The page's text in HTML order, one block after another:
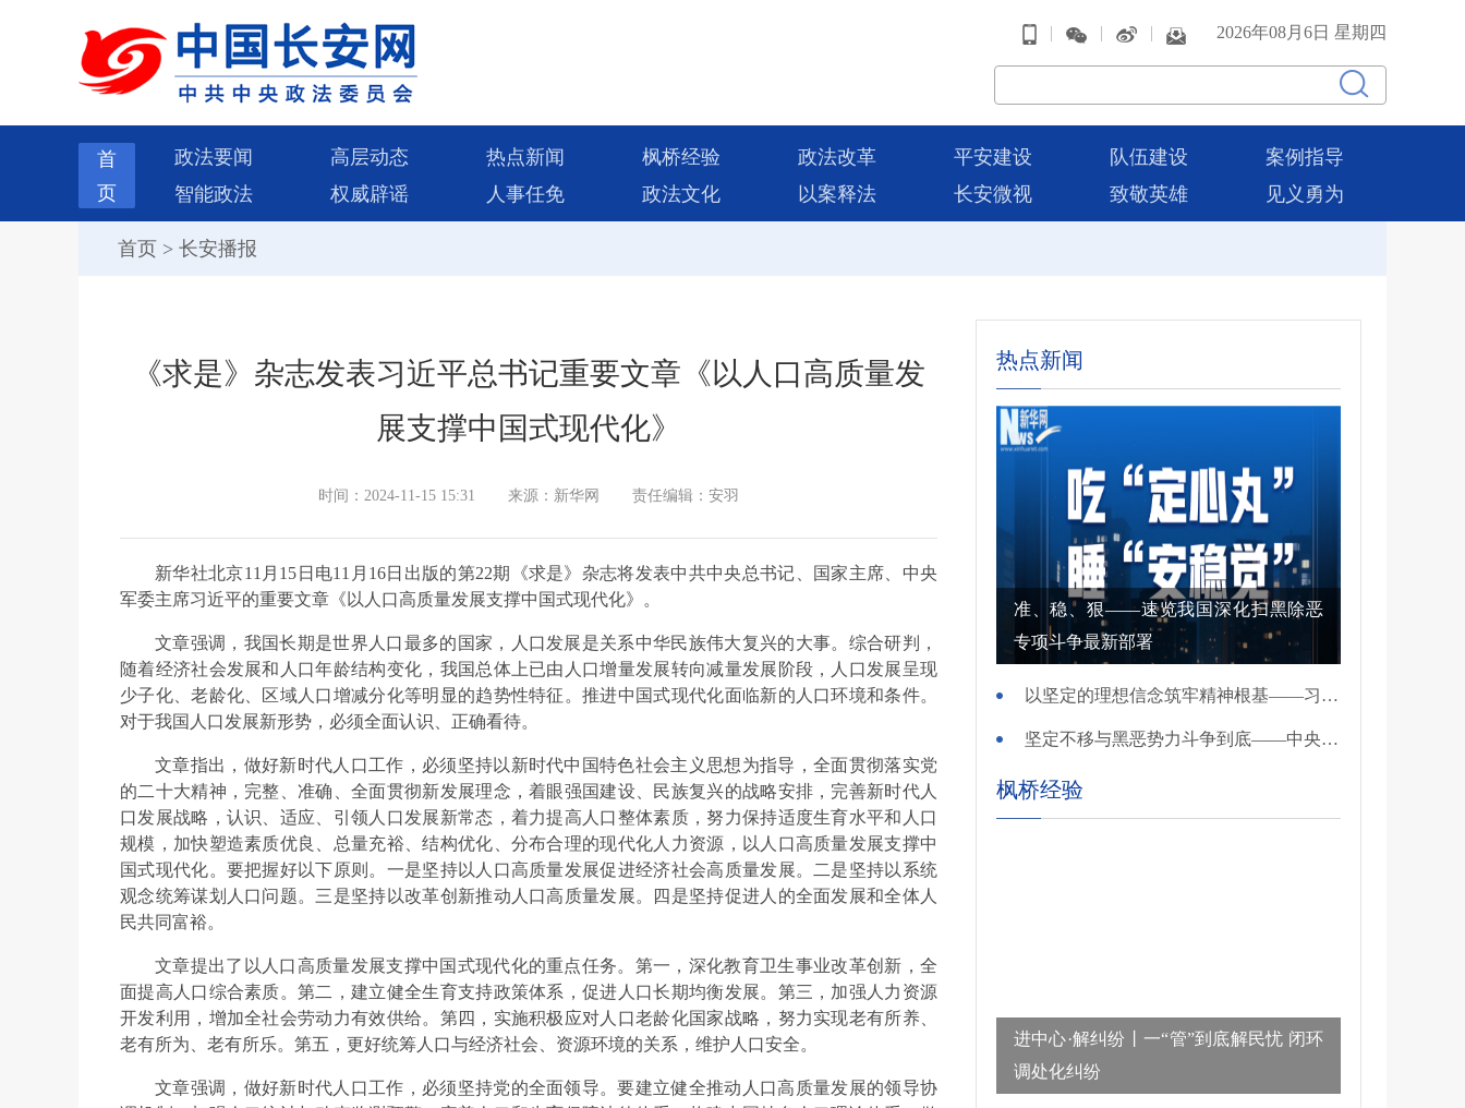
| | | 2026年08月6日 星期四
首
页
政法要闻 高层动态 热点新闻 枫桥经验 政法改革 平安建设 队伍建设
案例指导
智能政法
权威辟谣 人事任免 政法文化 以案释法 长安微视 致敬英雄 见义勇为
首页 > 长安播报
《求是》杂志发表习近平总书记重要文章《以人口高质量发
展支撑中国式现代化》
时间：2024-11-15 15:31 来源：新华网 责任编辑：安羽
新华社北京11月15日电11月16日出版的第22期《求是》杂志将发表中共中央总书记、国家主席、中央
军委主席习近平的重要文章《以人口高质量发展支撑中国式现代化》。
文章强调，我国长期是世界人口最多的国家，人口发展是关系中华民族伟大复兴的大事。综合研判，
随着经济社会发展和人口年龄结构变化，我国总体上已由人口增量发展转向减量发展阶段，人口发展呈现
少子化、老龄化、区域人口增减分化等明显的趋势性特征。推进中国式现代化面临新的人口环境和条件。
对于我国人口发展新形势，必须全面认识、正确看待。
文章指出，做好新时代人口工作，必须坚持以新时代中国特色社会主义思想为指导，全面贯彻落实党
的二十大精神，完整、准确、全面贯彻新发展理念，着眼强国建设、民族复兴的战略安排，完善新时代人
口发展战略，认识、适应、引领人口发展新常态，着力提高人口整体素质，努力保持适度生育水平和人口
规模，加快塑造素质优良、总量充裕、结构优化、分布合理的现代化人力资源，以人口高质量发展支撑中
国式现代化。要把握好以下原则。一是坚持以人口高质量发展促进经济社会高质量发展。二是坚持以系统
观念统筹谋划人口问题。三是坚持以改革创新推动人口高质量发展。四是坚持促进人的全面发展和全体人
民共同富裕。
文章提出了以人口高质量发展支撑中国式现代化的重点任务。第一，深化教育卫生事业改革创新，全
面提高人口综合素质。第二，建立健全生育支持政策体系，促进人口长期均衡发展。第三，加强人力资源
开发利用，增加全社会劳动力有效供给。第四，实施积极应对人口老龄化国家战略，努力实现老有所养、
老有所为、老有所乐。第五，更好统筹人口与经济社会、资源环境的关系，维护人口安全。
文章强调，做好新时代人口工作，必须坚持党的全面领导。要建立健全推动人口高质量发展的领导协
热点新闻
准、稳、狠——速览我国深化扫黑除恶
专项斗争最新部署
以坚定的理想信念筑牢精神根基——习近平党建思想理论品格系列述评之一
坚定不移与黑恶势力斗争到底——中央政法委负责同志就开展深化扫黑除恶专项斗争有关问题答记者问
枫桥经验
进中心·解纠纷丨一“管”到底解民忧 闭环
调处化纠纷